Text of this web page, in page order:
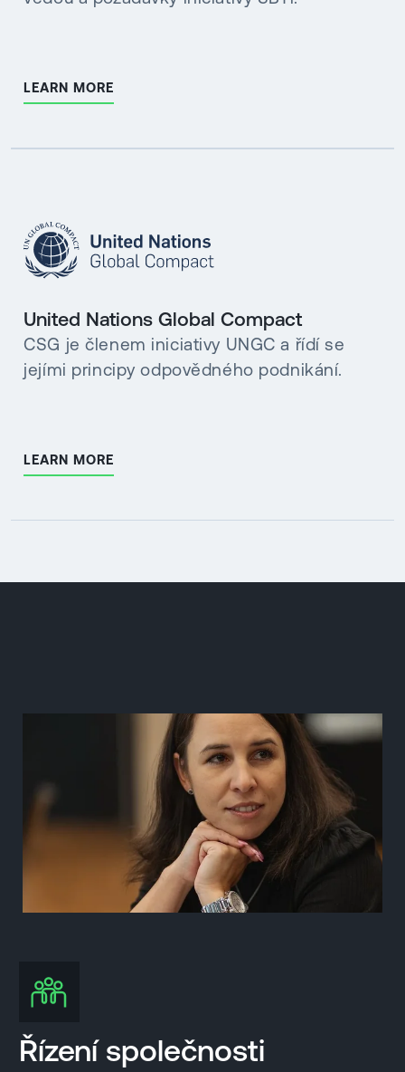
LEARN MORE
United Nations Global Compact
CSG je členem iniciativy UNGC a řídí se
jejími principy odpovědného podnikání.
LEARN MORE
Řízení společnosti